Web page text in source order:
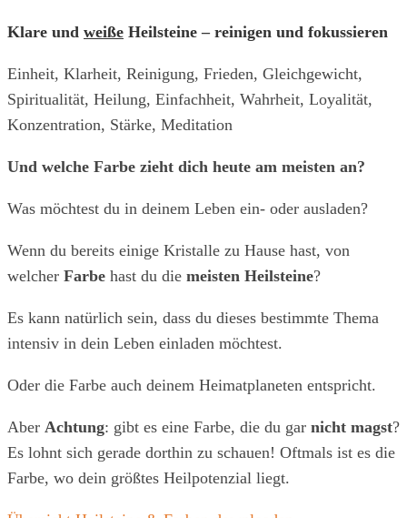
Klare und weiße Heilsteine – reinigen und fokussieren
Einheit, Klarheit, Reinigung, Frieden, Gleichgewicht,
Spiritualität, Heilung, Einfachheit, Wahrheit, Loyalität,
Konzentration, Stärke, Meditation
Und welche Farbe zieht dich heute am meisten an?
Was möchtest du in deinem Leben ein- oder ausladen?
Wenn du bereits einige Kristalle zu Hause hast, von
welcher Farbe hast du die meisten Heilsteine?
Es kann natürlich sein, dass du dieses bestimmte Thema
intensiv in dein Leben einladen möchtest.
Oder die Farbe auch deinem Heimatplaneten entspricht.
Aber Achtung: gibt es eine Farbe, die du gar nicht magst?
Es lohnt sich gerade dorthin zu schauen! Oftmals ist es die
Farbe, wo dein größtes Heilpotenzial liegt.